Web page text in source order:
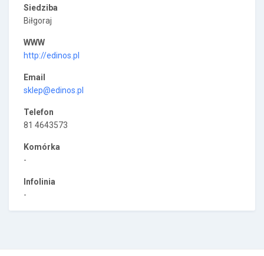
Siedziba
Biłgoraj
WWW
http://edinos.pl
Email
sklep@edinos.pl
Telefon
81 4643573
Komórka
-
Infolinia
-